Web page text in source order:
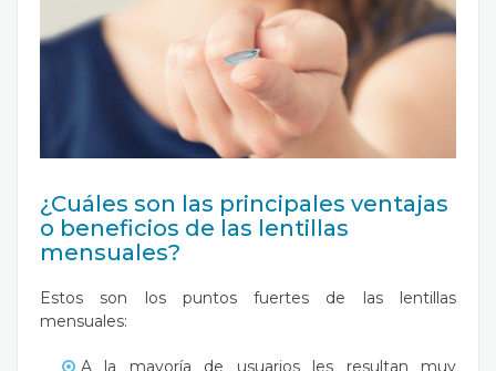
¿Cuáles son las principales ventajas
o beneficios de las lentillas
mensuales?
Estos son los puntos fuertes de las lentillas
mensuales: